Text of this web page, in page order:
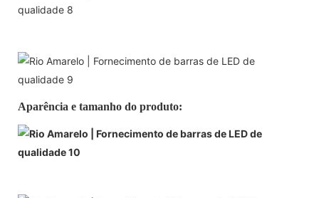
Aparência e tamanho do produto: